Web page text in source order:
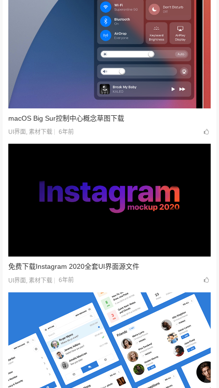
macOS Big Sur控制中心概念草图下载
UI界面,素材下载 6年前
免费下载Instagram 2020全套UI界面源文件
UI界面 ,素材下载 6年前